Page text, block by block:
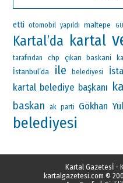
etti otomobil yapıldı maltepe
Kartal’da kartal
tarafından chp çıkan baskani
İstanbul’da ile belediyesi
kartal belediye başkanı
baskan ak parti Gökhan
belediyesi
Kartal Gazetesİ -
kartalgazetesi.com ©